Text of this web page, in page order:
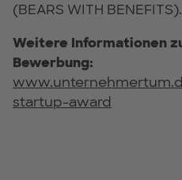
(BEARS WITH BENEFITS).
Weitere Informationen
Bewerbung:
startup-award